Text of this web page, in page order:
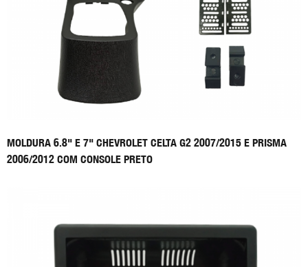
MOLDURA 6.8" E 7" CHEVROLET CELTA G2 2007/2015 E PRISMA
2006/2012 COM CONSOLE PRETO